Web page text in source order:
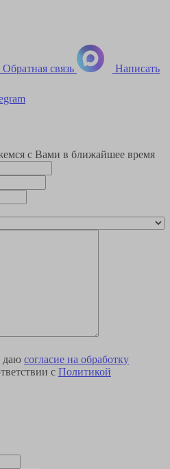
Обратная связь Написать
с Вами в ближайшее время
даю согласие на обработку
с Политикой